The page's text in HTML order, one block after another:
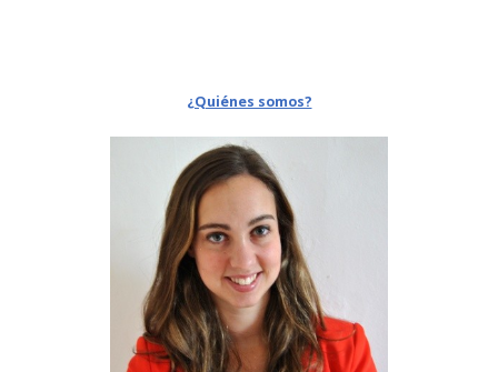
¿Quiénes somos?